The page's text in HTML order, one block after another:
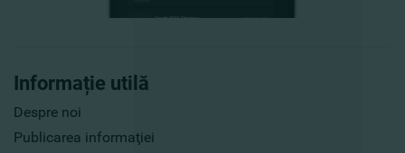
Informație utilă
Despre noi
Publicarea informaţiei